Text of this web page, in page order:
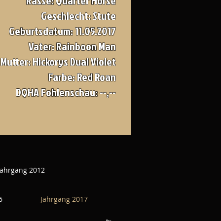
Geschlecht: Stute
Geburtsdatum: 11.05.2017
Vater: Rainboon Man
Mutter: Hickorys Dual Violet
Farbe: Red Roan
DQHA Fohlenschau: --,--
2012
Jahrgang 2017